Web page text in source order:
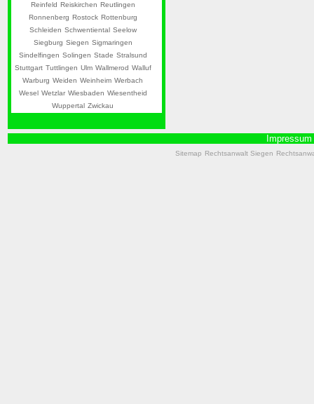
Reinfeld Reiskirchen Reutlingen
Ronnenberg Rostock Rottenburg
Schleiden Schwentiental Seelow
Siegburg Siegen Sigmaringen
Sindelfingen Solingen Stade Stralsund
Stuttgart Tuttlingen Ulm Wallmerod Walluf
Warburg Weiden Weinheim Werbach
Wesel Wetzlar Wiesbaden Wiesentheid
Wuppertal Zwickau
Impressum
Sitemap Rechtsanwalt Siegen